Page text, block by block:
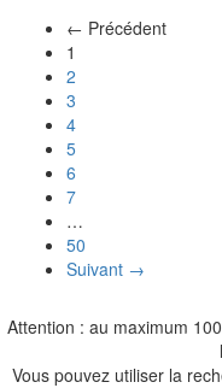
← Précédent
1
2
3
4
5
6
7
…
50
Suivant →
Attention : au maximum
Vous pouvez utiliser la